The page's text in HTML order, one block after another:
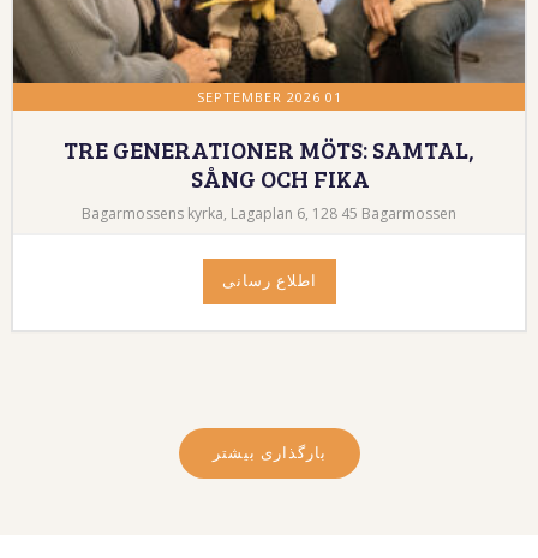
01 SEPTEMBER 2026
TRE GENERATIONER MÖTS: SAMTAL,
SÅNG OCH FIKA
Bagarmossens kyrka, Lagaplan 6, 128 45 Bagarmossen
اطلاع رسانی
بارگذاری بیشتر